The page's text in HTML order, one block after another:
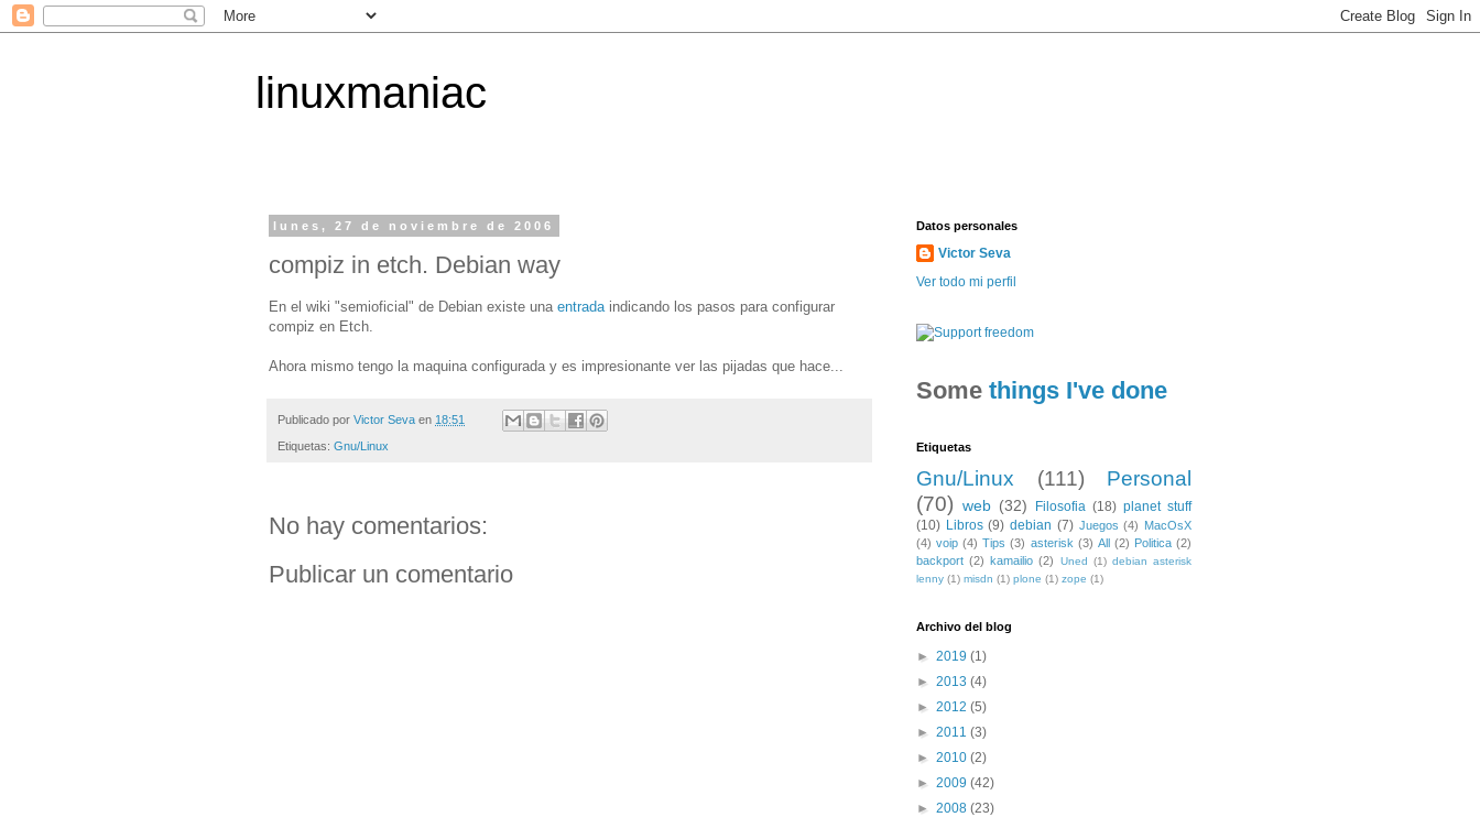
linuxmaniac
lunes, 27 de noviembre de 2006
compiz in etch. Debian way
En el wiki "semioficial" de Debian existe una entrada indicando los pasos para configurar
compiz en Etch.
Ahora mismo tengo la maquina configurada y es impresionante ver las pijadas que hace...
Publicado por Victor Seva en 18:51
Etiquetas: Gnu/Linux
No hay comentarios:
Publicar un comentario
Datos personales
Victor Seva
Ver todo mi perfil
Some things I've done
Etiquetas
Gnu/Linux (111)
Personal
(70) web (32) Filosofia (18) planet stuff
(10) Libros (9) debian (7) Juegos (4) MacOsX
(4) voip (4) Tips (3) asterisk (3) All (2) Politica (2)
backport (2) kamailio (2) Uned (1) debian asterisk
lenny (1) misdn (1) plone (1) zope (1)
Archivo del blog
► 2019 (1)
► 2013 (4)
► 2012 (5)
► 2011 (3)
► 2010 (2)
► 2009 (42)
► 2008 (23)